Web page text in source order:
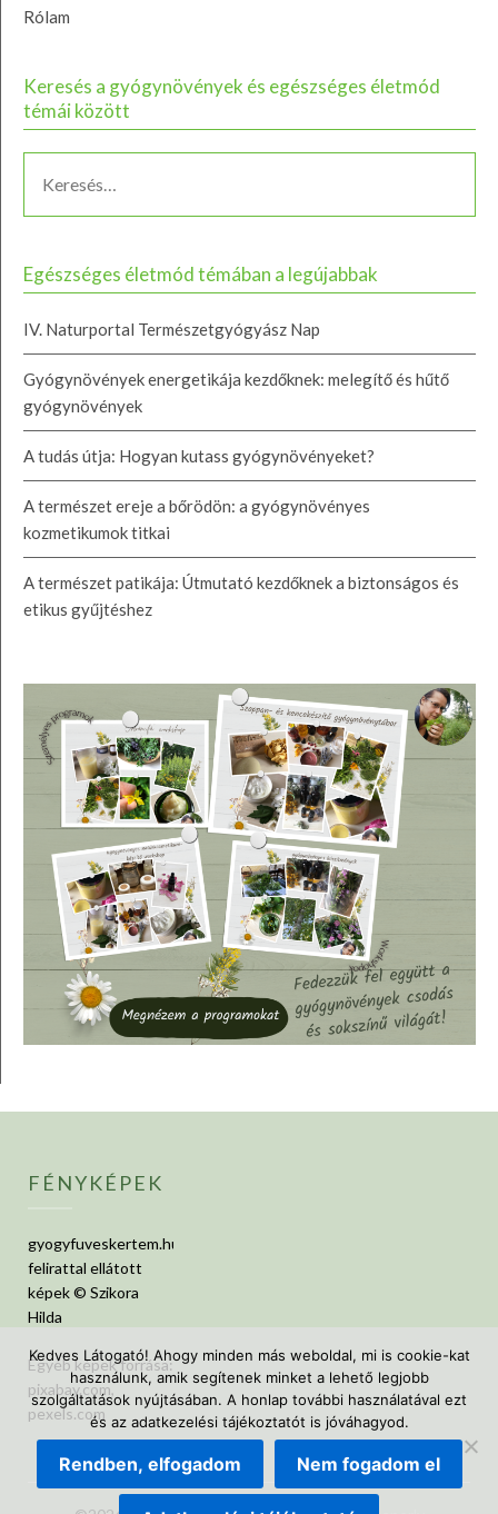
Rólam
Keresés a gyógynövények és egészséges életmód
témái között
Egészséges életmód témában a legújabbak
IV. Naturportal Természetgyógyász Nap
Gyógynövények energetikája kezdőknek: melegítő és hűtő
gyógynövények
A tudás útja: Hogyan kutass gyógynövényeket?
A természet ereje a bőrödön: a gyógynövényes
kozmetikumok titkai
A természet patikája: Útmutató kezdőknek a biztonságos és
etikus gyűjtéshez
FÉNYKÉPEK
gyogyfuveskertem.hu
felirattal ellátott
képek © Szikora
Hilda
Egyéb képek forrása:
pixabay.com,
pexels.com
Kedves Látogató! Ahogy minden más weboldal, mi is cookie-kat
használunk, amik segítenek minket a lehető legjobb
szolgáltatások nyújtásában. A honlap további használatával ezt
és az adatkezelési tájékoztatót is jóváhagyod.
Rendben, elfogadom Nem fogadom el